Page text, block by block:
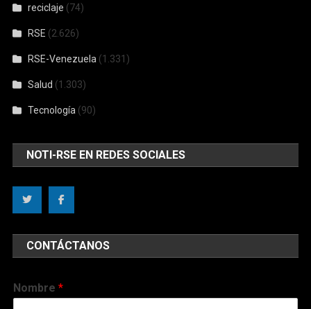
reciclaje (74)
RSE (2.626)
RSE-Venezuela (1.331)
Salud (1.303)
Tecnología (90)
NOTI-RSE EN REDES SOCIALES
CONTÁCTANOS
Nombre*